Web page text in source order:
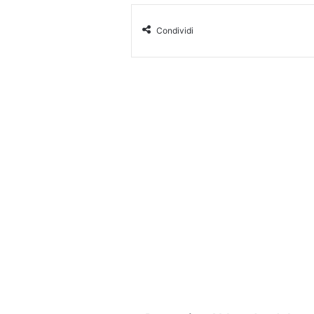
Condividi